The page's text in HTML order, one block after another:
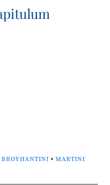
BROYHANTINI • MARTINI